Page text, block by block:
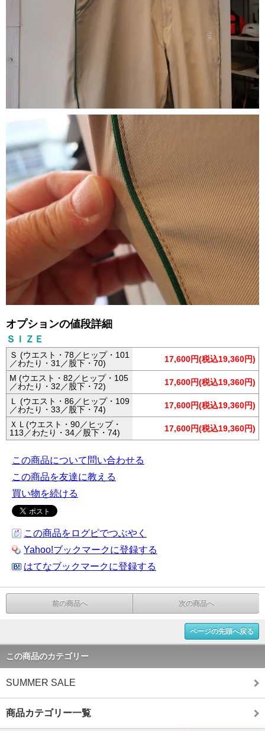
オプションの値段詳細
ＳＩＺＥ
Ｓ (ウエスト・78／ヒップ・101
／わたり・31／股下・70)
17,600円(税込19,360円)
M (ウエスト・82／ヒップ・105
／わたり・32／股下・72)
17,600円(税込19,360円)
Ｌ (ウエスト・86／ヒップ・109
／わたり・33／股下・74)
17,600円(税込19,360円)
ＸＬ(ウエスト・90／ヒップ・
113／わたり・34／股下・74)
17,600円(税込19,360円)
この商品について問い合わせる
この商品を友達に教える
買い物を続ける
この商品をログピでつぶやく
Yahoo!ブックマークに登録する
はてなブックマークに登録する
前の商品へ 次の商品へ
ページの先頭へ戻る
この商品のカテゴリー
SUMMER SALE
商品カテゴリー一覧